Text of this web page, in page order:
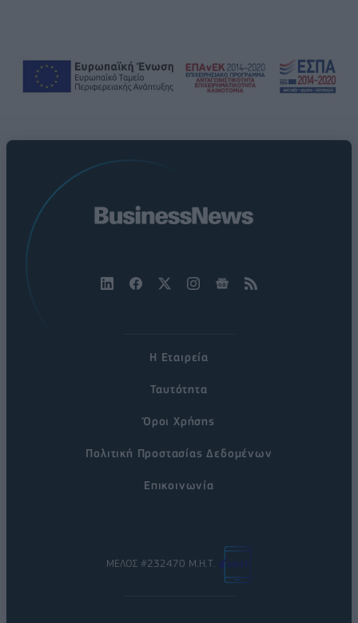
Η Εταιρεία
Ταυτότητα
Όροι Χρήσης
Πολιτική Προστασίας Δεδομένων
Επικοινωνία
ΜΕΛΟΣ #232470 Μ.Η.Τ.